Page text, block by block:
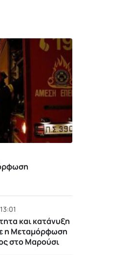
και κατάνυξη
η Μεταμόρφωση
στο Μαρούσι